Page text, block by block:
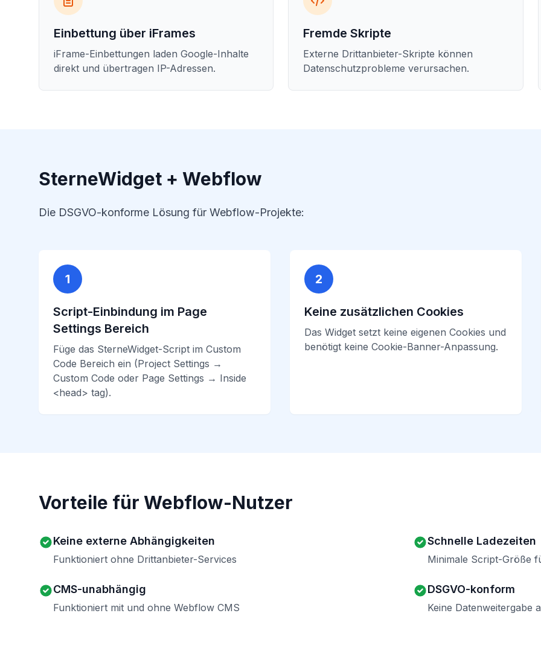
Einbettung über iFrames
iFrame-Einbettungen laden Google-Inhalte
direkt und übertragen IP-Adressen.
Fremde Skripte
Externe Drittanbieter-Skripte können
Datenschutzprobleme verursachen.
SterneWidget + Webflow
Die DSGVO-konforme Lösung für Webflow-Projekte:
1
Script-Einbindung im Page
Settings Bereich
Füge das SterneWidget-Script im Custom
Code Bereich ein (Project Settings →
Custom Code oder Page Settings → Inside
<head> tag).
2
Keine zusätzlichen Cookies
Das Widget setzt keine eigenen Cookies und
benötigt keine Cookie-Banner-Anpassung.
Vorteile für Webflow-Nutzer
Keine externe Abhängigkeiten
Funktioniert ohne Drittanbieter-Services
Schnelle Ladezeiten
Minimale Script-Größe
CMS-unabhängig
Funktioniert mit und ohne Webflow CMS
DSGVO-konform
Keine Datenweitergabe